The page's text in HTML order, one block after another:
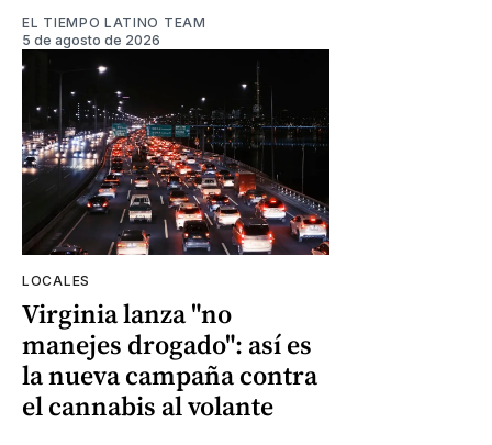
EL TIEMPO LATINO TEAM
5 de agosto de 2026
LOCALES
Virginia lanza "no
manejes drogado": así es
la nueva campaña contra
el cannabis al volante